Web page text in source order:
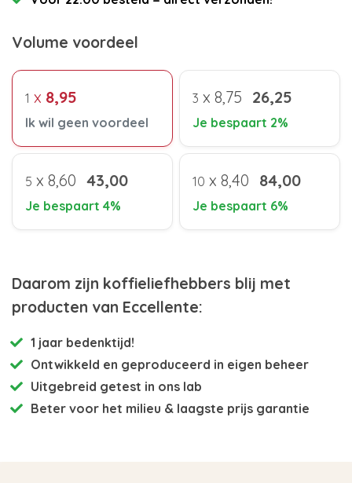
Volume voordeel
1 x 8,95
Ik wil geen voordeel
3 x 8,75 26,25
Je bespaart 2%
5 x 8,60 43,00
Je bespaart 4%
10 x 8,40 84,00
Je bespaart 6%
Daarom zijn koffieliefhebbers blij met
producten van Eccellente:
1 jaar bedenktijd!
Ontwikkeld en geproduceerd in eigen beheer
Uitgebreid getest in ons lab
Beter voor het milieu & laagste prijs garantie